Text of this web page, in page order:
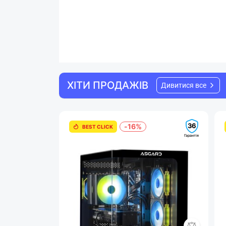
ХІТИ ПРОДАЖІВ Дивитися все
BEST CLICK -16% 36
Гарантія